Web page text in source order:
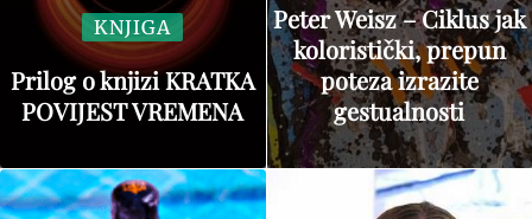
KNJIGA
Prilog o knjizi KRATKA
POVIJEST VREMENA
Peter Weisz – Ciklus jak
koloristički, prepun
poteza izrazite
gestualnosti